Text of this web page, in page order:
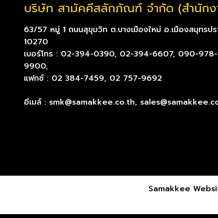
บริษัท สามัคคีสลักภัณฑ์ จำกัด (สำนัก
63/57 หมู่ 1 ถนนสุขุมวิท ต.บางเมืองใหม่ อ.เมืองสมุทรปร
10270
เบอร์โทร : 02-394-0390, 02-394-6607, 090-
9900,
แฟกซ์ : 02 384-7459, 02 757-9692
อีเมล์ : smk@samakkee.co.th,
Samakkee